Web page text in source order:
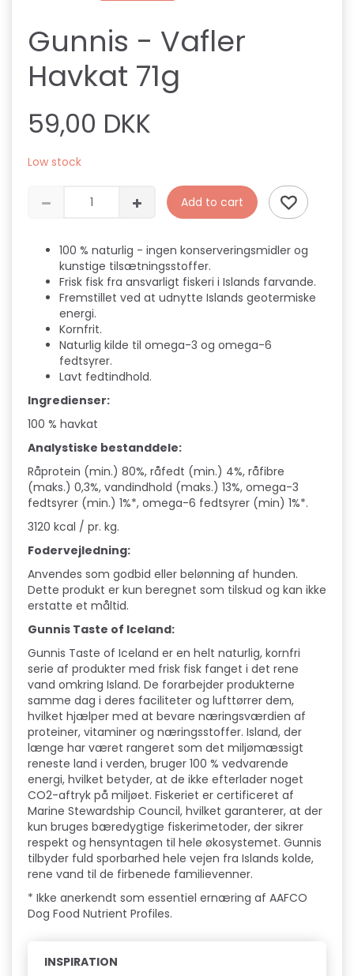
Gunnis - Vafler
Havkat 71g
59,00 DKK
Low stock
Add to cart
100 % naturlig - ingen konserveringsmidler og
kunstige tilsætningsstoffer.
Frisk fisk fra ansvarligt fiskeri i Islands farvande.
Fremstillet ved at udnytte Islands geotermiske
energi.
Kornfrit.
Naturlig kilde til omega-3 og omega-6
fedtsyrer.
Lavt fedtindhold.
Ingredienser:
100 % havkat
Analystiske bestanddele:
Råprotein (min.) 80%, råfedt (min.) 4%, råfibre
(maks.) 0,3%, vandindhold (maks.) 13%, omega-3
fedtsyrer (min.) 1%*, omega-6 fedtsyrer (min) 1%*.
3120 kcal / pr. kg.
Fodervejledning:
Anvendes som godbid eller belønning af hunden.
Dette produkt er kun beregnet som tilskud og kan ikke
erstatte et måltid.
Gunnis Taste of Iceland:
Gunnis Taste of Iceland er en helt naturlig, kornfri
serie af produkter med frisk fisk fanget i det rene
vand omkring Island. De forarbejder produkterne
samme dag i deres faciliteter og lufttørrer dem,
hvilket hjælper med at bevare næringsværdien af ​​
proteiner, vitaminer og næringsstoffer. Island, der
længe har været rangeret som det miljømæssigt
reneste land i verden, bruger 100 % vedvarende
energi, hvilket betyder, at de ikke efterlader noget
CO2-aftryk på miljøet. Fiskeriet er certificeret af
Marine Stewardship Council, hvilket garanterer, at der
kun bruges bæredygtige fiskerimetoder, der sikrer
respekt og hensyntagen til hele økosystemet. Gunnis
tilbyder fuld sporbarhed hele vejen fra Islands kolde,
rene vand til de firbenede familievenner.
* Ikke anerkendt som essentiel ernæring af AAFCO
Dog Food Nutrient Profiles.
INSPIRATION